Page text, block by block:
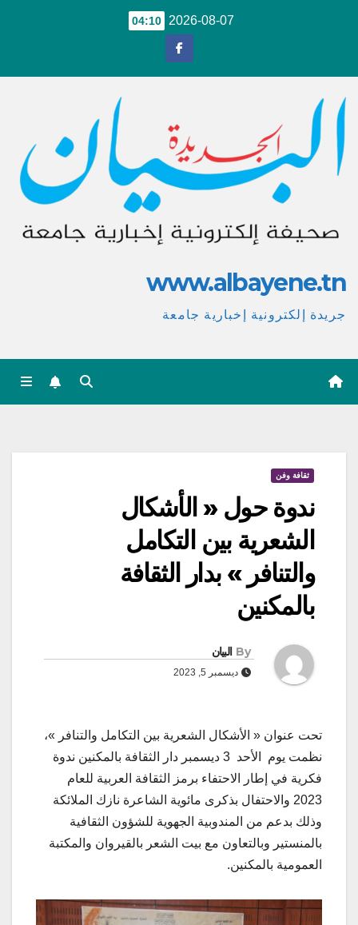
2026-08-07
04:10
www.albayene.tn
جريدة إلكترونية إخبارية جامعة
ثقافة وفن
ندوة حول « الأشكال
الشعرية بين التكامل
والتنافر » بدار الثقافة
بالمكنين
By البيان
ديسمبر 5, 2023
تحت عنوان « الأشكال الشعرية بين التكامل والتنافر »،
نظمت يوم الأحد 3 ديسمبر دار الثقافة بالمكنين ندوة
فكرية في إطار الاحتفاء برمز الثقافة العربية للعام
2023 والاحتفال بذكرى مائوية الشاعرة نازك الملائكة
وذلك بدعم من المندوبية الجهوية للشؤون الثقافية
بالمنستير وبالتعاون مع بيت الشعر بالقيروان والمكتبة
العمومية بالمكنين.